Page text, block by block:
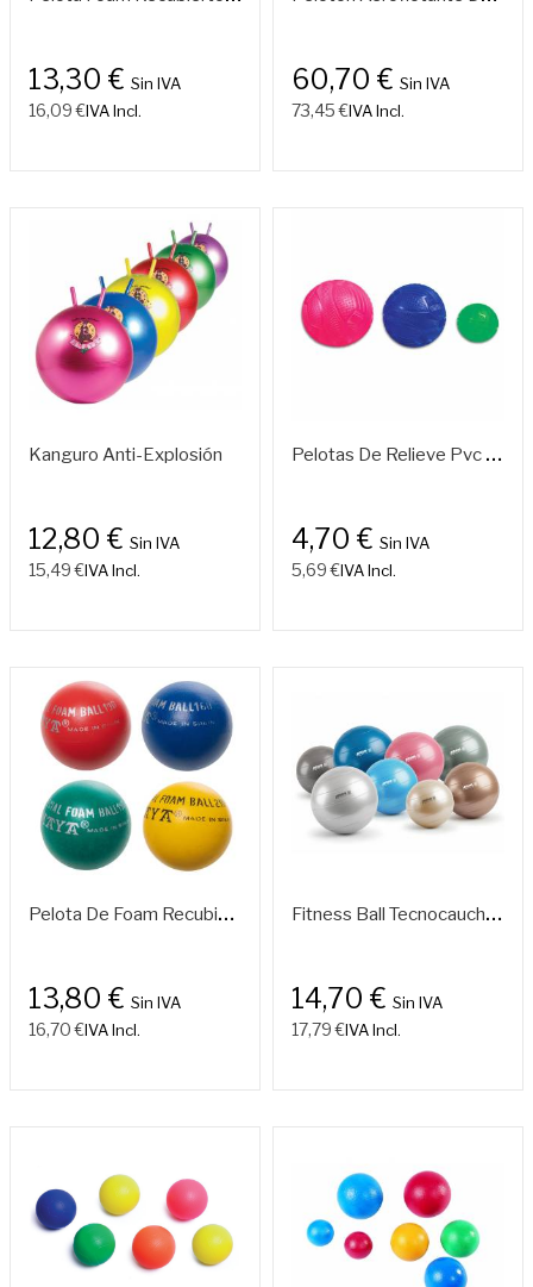
13,30 € Sin IVA
16,09 €IVA Incl.
60,70 € Sin IVA
73,45 €IVA Incl.
Kanguro Anti-Explosión
12,80 € Sin IVA
15,49 €IVA Incl.
P
Elotas De Relieve Pvc – (140, 180 Y 220 Mm)
4,70 € Sin IVA
5,69 €IVA Incl.
P
Elota De Foam Recubierta Piel 160-210 Mm
13,80 € Sin IVA
16,70 €IVA Incl.
F
Itness Ball Tecnocaucho® Biovegetal Pro
14,70 € Sin IVA
17,79 €IVA Incl.